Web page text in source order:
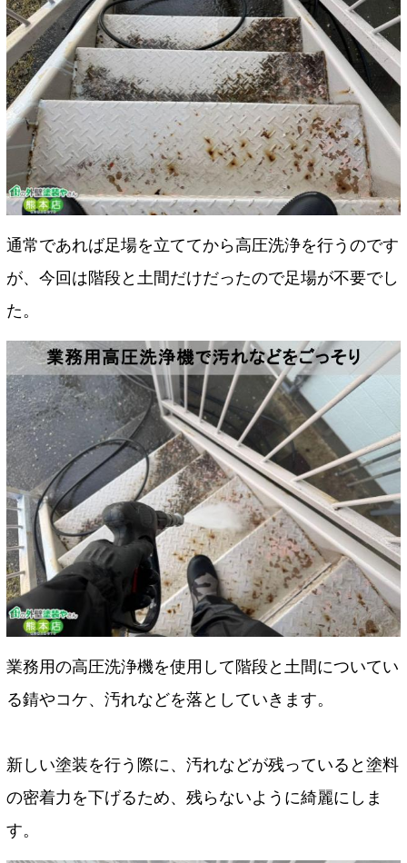
通常であれば足場を立ててから高圧洗浄を行うのです
が、今回は階段と土間だけだったので足場が不要でし
た。
業務用の高圧洗浄機を使用して階段と土間についてい
る錆やコケ、汚れなどを落としていきます。
新しい塗装を行う際に、汚れなどが残っていると塗料
の密着力を下げるため、残らないように綺麗にしま
す。